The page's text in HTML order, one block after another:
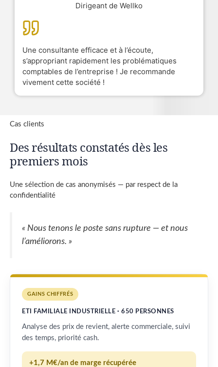
Dirigeant de Wellko
Une consultante efficace et à l’écoute,
s’appropriant rapidement les problématiques
comptables de l’entreprise ! Je recommande
vivement cette société !
Cas clients
Des résultats constatés dès les
premiers mois
Une sélection de cas anonymisés — par respect de la
confidentialité
« Nous tenons le poste sans rupture — et nous
l’améliorons. »
GAINS CHIFFRÉS
ETI FAMILIALE INDUSTRIELLE · 650 PERSONNES
Analyse des prix de revient, alerte commerciale, suivi
des temps, priorité cash.
+1,7 M€/an de marge récupérée